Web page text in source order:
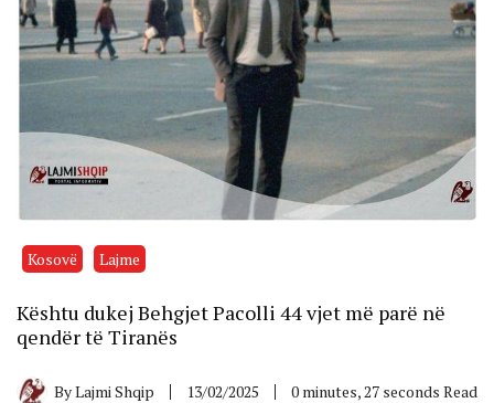
Kosovë Lajme
Kështu dukej Behgjet Pacolli 44 vjet më parë në
qendër të Tiranës
ByLajmi Shqip 13/02/2025 0 minutes, 27 seconds Read